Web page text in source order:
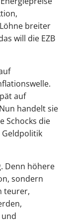
breiter
will die EZB
auf
handelt sie
Schocks die
Denn höhere
sondern
teurer,